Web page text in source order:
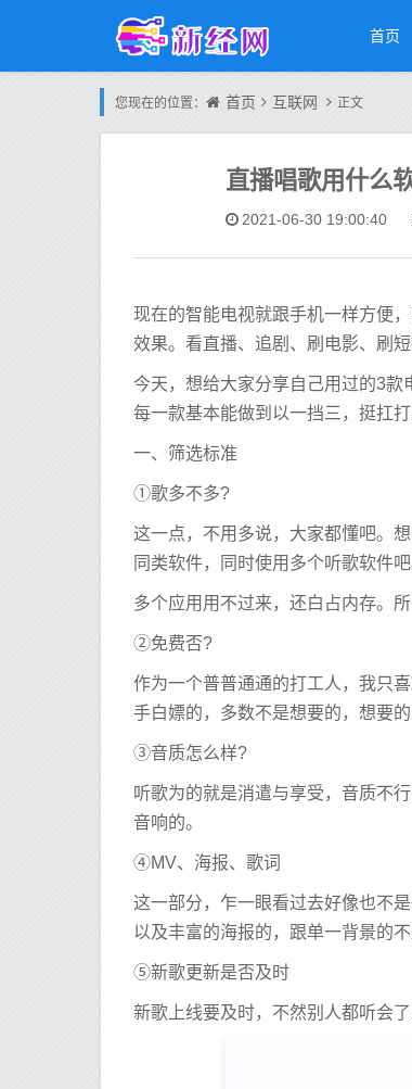
首页
您现在的位置： 首页 互联网 正文
直播唱歌用什么
2021-06-30 19:00:40
现在的智能电视就跟手机一样方便
效果。看直播、追剧、刷电影、刷
今天，想给大家分享自己用过的3
每一款基本能做到以一挡三，挺扛
一、筛选标准
①歌多不多?
这一点，不用多说，大家都懂吧。
同类软件，同时使用多个听歌软件
多个应用用不过来，还白占内存。
②免费否?
作为一个普普通通的打工人，我只
手白嫖的，多数不是想要的，想要
③音质怎么样?
听歌为的就是消遣与享受，音质不
音响的。
④MV、海报、歌词
这一部分，乍一眼看过去好像也不
以及丰富的海报的，跟单一背景的不
⑤新歌更新是否及时
新歌上线要及时，不然别人都听会